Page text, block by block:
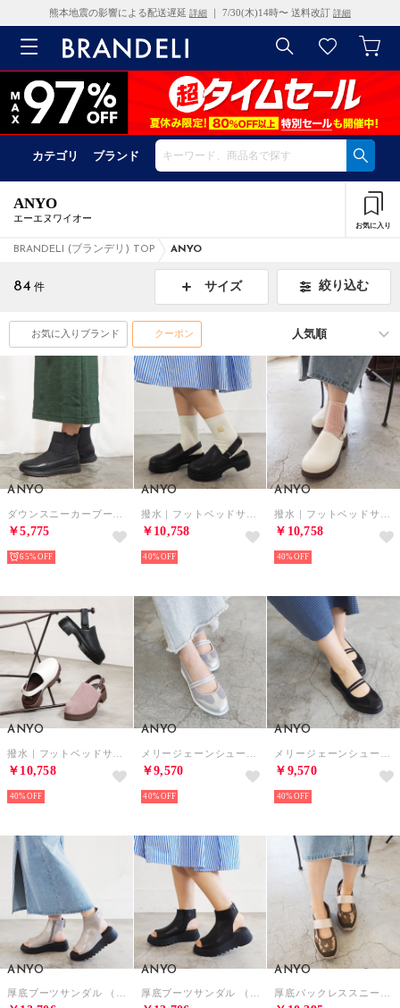
熊本地震の影響による配送遅延 詳細 ｜ 7/30(木)14時〜 送料改訂 詳細
カテゴリ ブランド
ANYO
エーエヌワイオー
お気に入り
BRANDELI (ブランデリ) TOP ANYO
84 件 サイズ 絞り込む
お気に入りブランド クーポン
ANYO
￥5,775
65%
ANYO
￥10,758
40%
ANYO
￥10,758
40%
ANYO
￥10,758
40%
ANYO
￥9,570
40%
ANYO
￥9,570
40%
ANYO ANYO ANYO